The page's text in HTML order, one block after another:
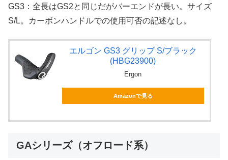
GS3：全長はGS2と同じだがバーエンドが長い。サイズ
S/L。カーボンハンドルでの使用可否の記述なし。
エルゴン GS3 グリップ S/ブラック
(HBG23900)
Ergon
Amazonで見る
GAシリーズ（オフロード系）